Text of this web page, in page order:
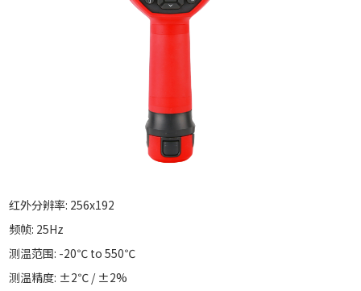
红外分辨率: 256x192
频帧: 25Hz
测温范围: -20℃ to 550℃
测温精度: ±2℃ / ±2%